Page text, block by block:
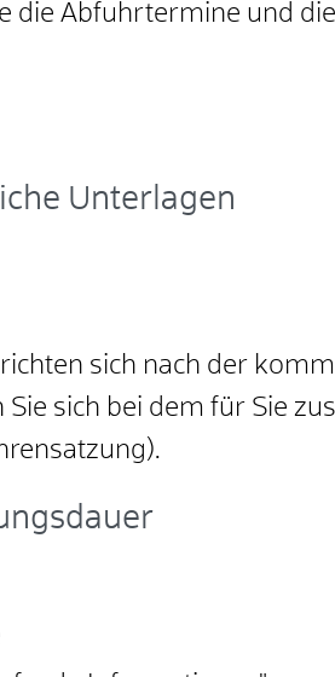
die Abfuhrtermine und
Unterlagen
sich nach der
Sie sich bei dem für Sie